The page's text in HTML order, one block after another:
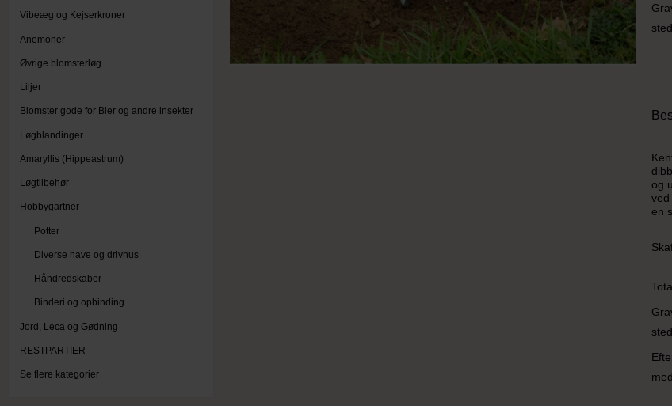
Vibeæg og Kejserkroner
Anemoner
Øvrige blomsterløg
Liljer
Blomster gode for Bier og andre insekter
Løgblandinger
Amaryllis (Hippeastrum)
Løgtilbehør
Hobbygartner
Potter
Diverse have og drivhus
Håndredskaber
Binderi og opbinding
Jord, Leca og Gødning
RESTPARTIER
Se flere kategorier
og
en